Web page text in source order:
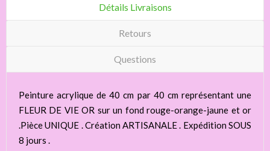
Détails Livraisons
Retours
Questions
Peinture acrylique de 40 cm par 40 cm représentant une
FLEUR DE VIE OR sur un fond rouge-orange-jaune et or
.Pièce UNIQUE . Création ARTISANALE . Expédition SOUS
8 jours .